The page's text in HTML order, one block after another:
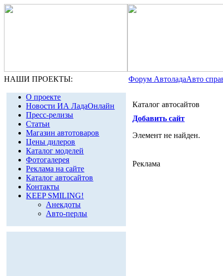
НАШИ ПРОЕКТЫ: Форум АвтоладаАвто
О проекте
Новости ИА ЛадаОнлайн
Пресс-релизы
Статьи
Магазин автотоваров
Цены дилеров
Каталог моделей
Фотогалерея
Реклама на сайте
Каталог автосайтов
Контакты
KEEP SMILING!
Анекдоты
Авто-перлы
Каталог автосайтов
Добавить сайт
Элемент не найден.
Реклама